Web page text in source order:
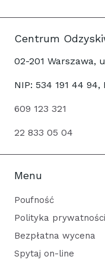
Centrum
02-201 Warszawa,
NIP: 534 191 44 94,
609 123 321
22 833 05 04
Menu
Poufność
Polityka prywatności
Bezpłatna wycena
Spytaj on-line